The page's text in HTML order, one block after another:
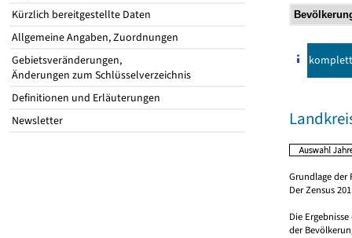
Kürzlich bereitgestellte Daten
Allgemeine Angaben, Zuordnungen
Gebietsveränderungen,
Änderungen zum Schlüsselverzeichnis
Definitionen und Erläuterungen
Newsletter
komplett
Grundlage der
Der Zensus
Die
der